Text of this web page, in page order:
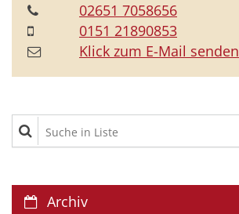
02651 7058656
0151 21890853
Klick zum E-Mail senden
Suche in Liste
Archiv